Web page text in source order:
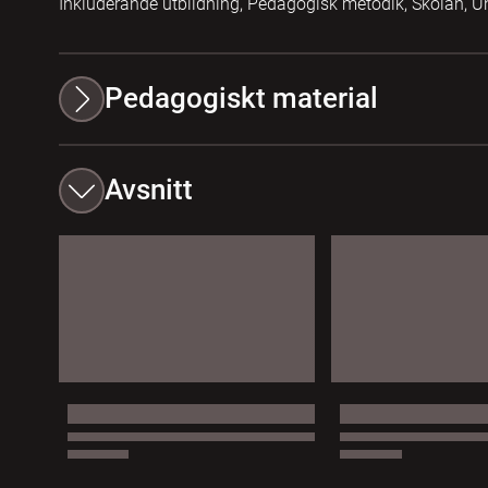
Pedagogiskt material
Avsnitt